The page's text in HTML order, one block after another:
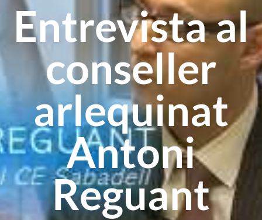
Entrevista al
conseller
arlequinat
Antoni
Reguant